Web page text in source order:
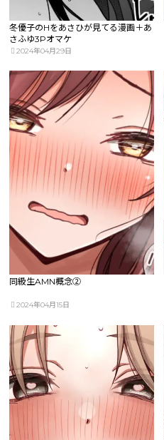
冬優子のHをあさひが見てる漫画＋あ
さふゆ3Pオマケ
2024年04月29日
同級生AMN概念②
2024年04月15日